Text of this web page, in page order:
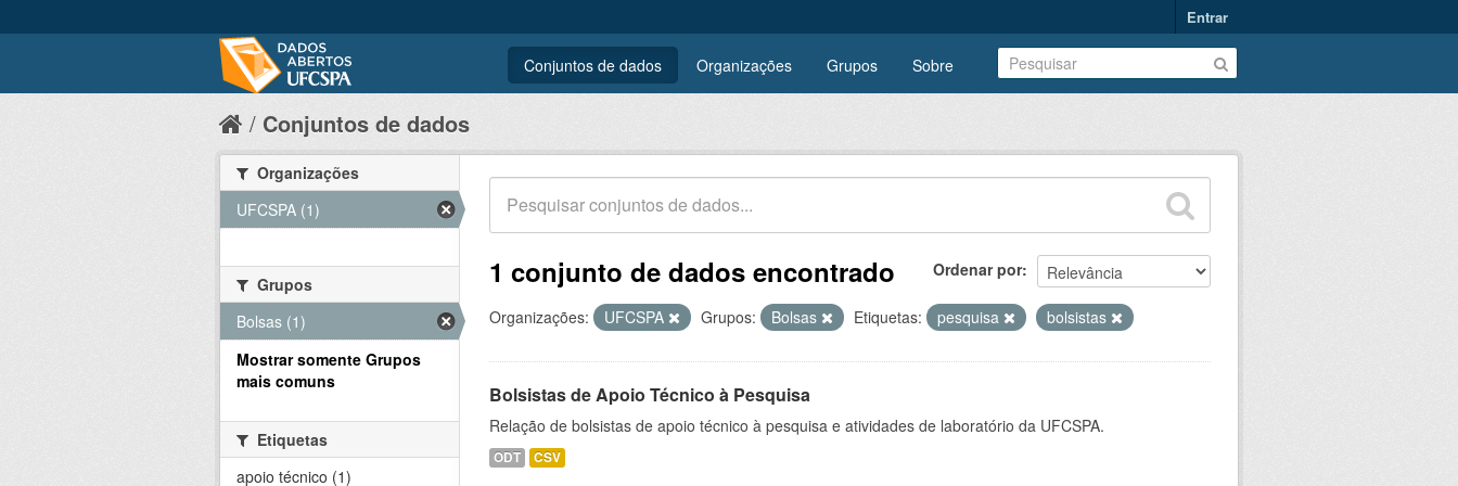
Entrar
Conjuntos de dados Organizações Grupos Sobre
Conjuntos de dados
Ordenar por
1 conjunto de dados encontrado
Organizações: UFCSPA Grupos: Bolsas Etiquetas: pesquisa bolsistas
Bolsistas de Apoio Técnico à Pesquisa
Relação de bolsistas de apoio técnico à pesquisa e atividades de laboratório da UFCSPA.
ODT CSV
Organizações
UFCSPA (1)
Grupos
Bolsas (1)
Mostrar somente Grupos
mais comuns
Etiquetas
apoio técnico (1)